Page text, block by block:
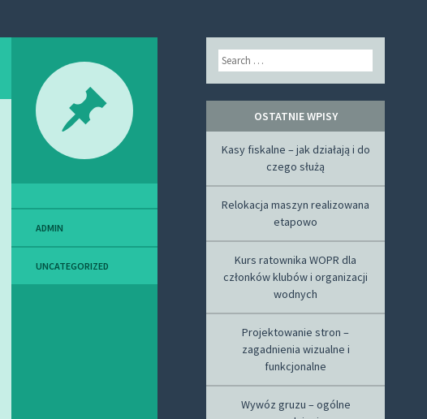
ADMIN
UNCATEGORIZED
Search
OSTATNIE WPISY
Kasy fiskalne – jak działają i do
czego służą
Relokacja maszyn realizowana
etapowo
Kurs ratownika WOPR dla
członków klubów i organizacji
wodnych
Projektowanie stron –
zagadnienia wizualne i
funkcjonalne
Wywóz gruzu – ogólne